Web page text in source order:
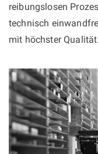
reibungslosen
technisch
mit höchster Qualität.